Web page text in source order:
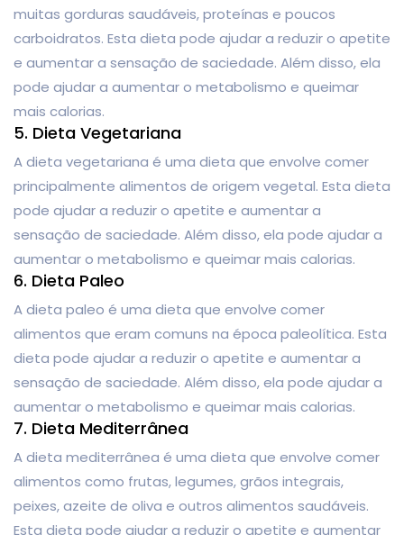
muitas gorduras saudáveis, proteínas e poucos
carboidratos. Esta dieta pode ajudar a reduzir o apetite
e aumentar a sensação de saciedade. Além disso, ela
pode ajudar a aumentar o metabolismo e queimar
mais calorias.
5. Dieta Vegetariana
A dieta vegetariana é uma dieta que envolve comer
principalmente alimentos de origem vegetal. Esta dieta
pode ajudar a reduzir o apetite e aumentar a
sensação de saciedade. Além disso, ela pode ajudar a
aumentar o metabolismo e queimar mais calorias.
6. Dieta Paleo
A dieta paleo é uma dieta que envolve comer
alimentos que eram comuns na época paleolítica. Esta
dieta pode ajudar a reduzir o apetite e aumentar a
sensação de saciedade. Além disso, ela pode ajudar a
aumentar o metabolismo e queimar mais calorias.
7. Dieta Mediterrânea
A dieta mediterrânea é uma dieta que envolve comer
alimentos como frutas, legumes, grãos integrais,
peixes, azeite de oliva e outros alimentos saudáveis.
Esta dieta pode ajudar a reduzir o apetite e aumentar